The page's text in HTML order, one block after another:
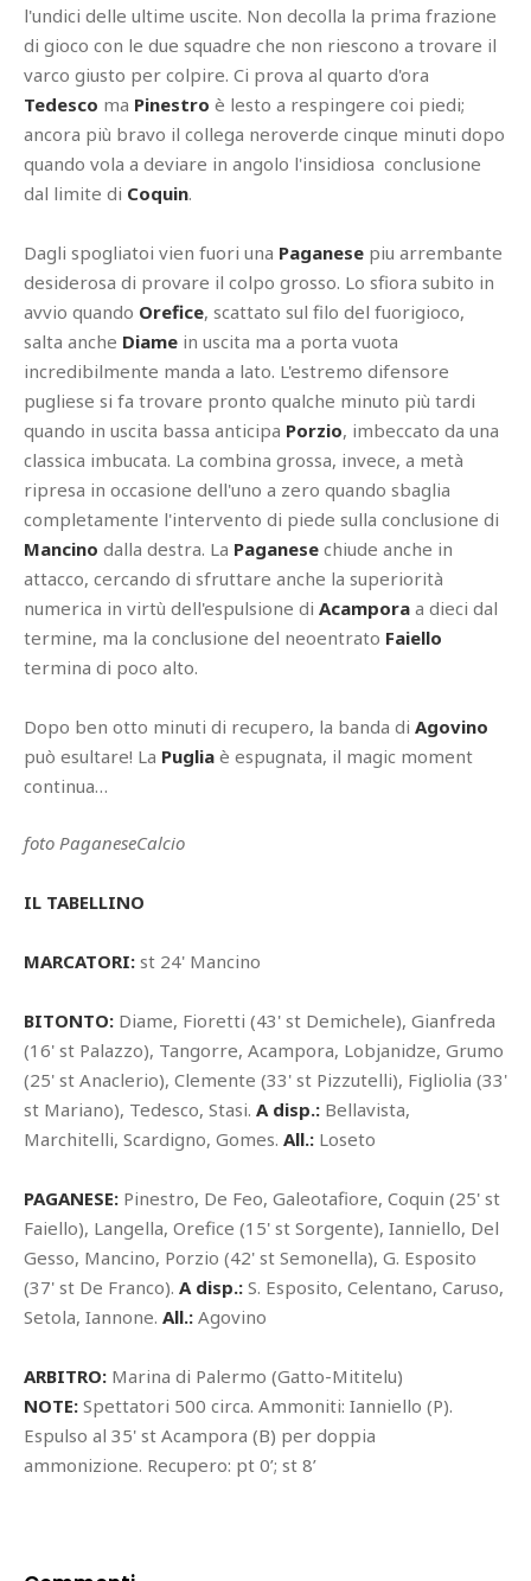
l'undici delle ultime uscite. Non decolla la prima frazione
di gioco con le due squadre che non riescono a trovare il
varco giusto per colpire. Ci prova al quarto d'ora
Tedesco ma Pinestro è lesto a respingere coi piedi;
ancora più bravo il collega neroverde cinque minuti dopo
quando vola a deviare in angolo l'insidiosa conclusione
dal limite di Coquin.
Dagli spogliatoi vien fuori una Paganese piu arrembante
desiderosa di provare il colpo grosso. Lo sfiora subito in
avvio quando Orefice, scattato sul filo del fuorigioco,
salta anche Diame in uscita ma a porta vuota
incredibilmente manda a lato. L'estremo difensore
pugliese si fa trovare pronto qualche minuto più tardi
quando in uscita bassa anticipa Porzio, imbeccato da una
classica imbucata. La combina grossa, invece, a metà
ripresa in occasione dell'uno a zero quando sbaglia
completamente l'intervento di piede sulla conclusione di
Mancino dalla destra. La Paganese chiude anche in
attacco, cercando di sfruttare anche la superiorità
numerica in virtù dell'espulsione di Acampora a dieci dal
termine, ma la conclusione del neoentrato Faiello
termina di poco alto.
Dopo ben otto minuti di recupero, la banda di Agovino
può esultare! La Puglia è espugnata, il magic moment
continua…
foto PaganeseCalcio
IL TABELLINO
MARCATORI: st 24' Mancino
BITONTO: Diame, Fioretti (43' st Demichele), Gianfreda
(16' st Palazzo), Tangorre, Acampora, Lobjanidze, Grumo
(25' st Anaclerio), Clemente (33' st Pizzutelli), Figliolia (33'
st Mariano), Tedesco, Stasi. A disp.: Bellavista,
Marchitelli, Scardigno, Gomes. All.: Loseto
PAGANESE: Pinestro, De Feo, Galeotafiore, Coquin (25' st
Faiello), Langella, Orefice (15' st Sorgente), Ianniello, Del
Gesso, Mancino, Porzio (42' st Semonella), G. Esposito
(37' st De Franco). A disp.: S. Esposito, Celentano, Caruso,
Setola, Iannone. All.: Agovino
ARBITRO: Marina di Palermo (Gatto-Mititelu)
NOTE: Spettatori 500 circa. Ammoniti: Ianniello (P).
Espulso al 35' st Acampora (B) per doppia
ammonizione. Recupero: pt 0’; st 8’